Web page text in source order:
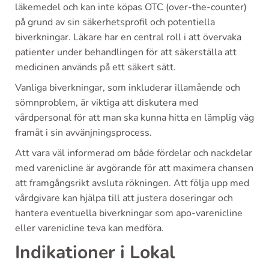
läkemedel och kan inte köpas OTC (over-the-counter)
på grund av sin säkerhetsprofil och potentiella
biverkningar. Läkare har en central roll i att övervaka
patienter under behandlingen för att säkerställa att
medicinen används på ett säkert sätt.
Vanliga biverkningar, som inkluderar illamående och
sömnproblem, är viktiga att diskutera med
vårdpersonal för att man ska kunna hitta en lämplig väg
framåt i sin avvänjningsprocess.
Att vara väl informerad om både fördelar och nackdelar
med varenicline är avgörande för att maximera chansen
att framgångsrikt avsluta rökningen. Att följa upp med
vårdgivare kan hjälpa till att justera doseringar och
hantera eventuella biverkningar som apo-varenicline
eller varenicline teva kan medföra.
Indikationer i Lokal